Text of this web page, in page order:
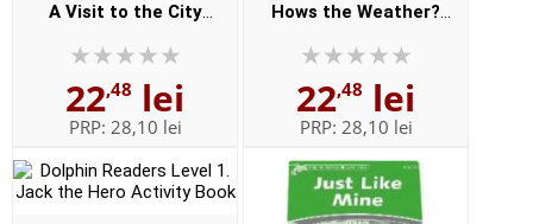
A Visit to the City
22,48 lei
PRP: 28,10 lei
Hows the Weather?
22,48 lei
PRP: 28,10 lei